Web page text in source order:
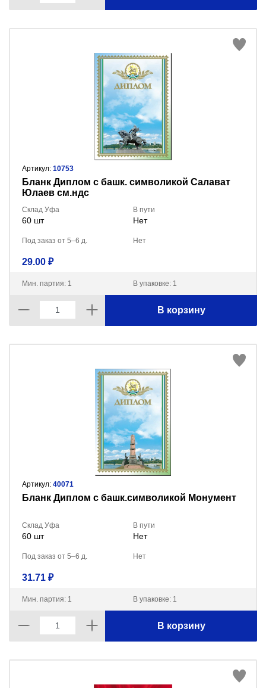
Артикул: 10753
Бланк Диплом с башк. символикой Салават
Юлаев см.ндс
Склад Уфа
60 шт
В пути
Нет
Под заказ от 5–6 д. Нет
29.00 ₽
Мин. партия: 1 В упаковке: 1
В корзину
Артикул: 40071
Бланк Диплом с башк.символикой Монумент
Склад Уфа
60 шт
В пути
Нет
Под заказ от 5–6 д. Нет
31.71 ₽
Мин. партия: 1 В упаковке: 1
В корзину